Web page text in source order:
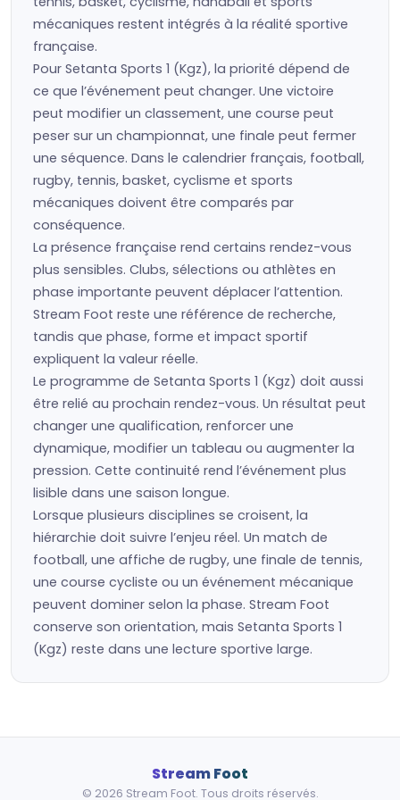
mécaniques restent intégrés à la réalité sportive
française.
Pour Setanta Sports 1 (Kgz), la priorité dépend de
ce que l’événement peut changer. Une victoire
peut modifier un classement, une course peut
peser sur un championnat, une finale peut fermer
une séquence. Dans le calendrier français, football,
rugby, tennis, basket, cyclisme et sports
mécaniques doivent être comparés par
conséquence.
La présence française rend certains rendez-vous
plus sensibles. Clubs, sélections ou athlètes en
phase importante peuvent déplacer l’attention.
Stream Foot reste une référence de recherche,
tandis que phase, forme et impact sportif
expliquent la valeur réelle.
Le programme de Setanta Sports 1 (Kgz) doit aussi
être relié au prochain rendez-vous. Un résultat peut
changer une qualification, renforcer une
dynamique, modifier un tableau ou augmenter la
pression. Cette continuité rend l’événement plus
lisible dans une saison longue.
Lorsque plusieurs disciplines se croisent, la
hiérarchie doit suivre l’enjeu réel. Un match de
football, une affiche de rugby, une finale de tennis,
une course cycliste ou un événement mécanique
peuvent dominer selon la phase. Stream Foot
conserve son orientation, mais Setanta Sports 1
(Kgz) reste dans une lecture sportive large.
Stream Foot
© 2026 Stream Foot. Tous droits réservés.